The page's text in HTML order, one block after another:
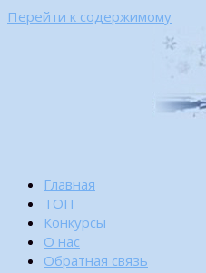
Перейти к содержимому
Главная
ТОП
Конкурсы
О нас
Обратная связь